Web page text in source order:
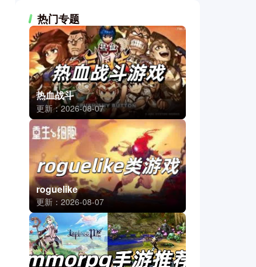
热门专题
热血战斗
更新：2026-08-07
roguelike
更新：2026-08-07